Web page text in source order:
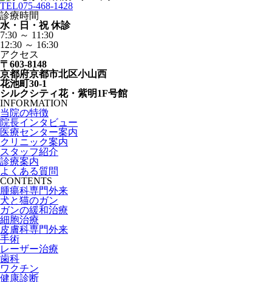
TEL075-468-1428
診療時間
水・日・祝 休診
7:30 ～ 11:30
12:30 ～ 16:30
アクセス
〒603-8148
京都府京都市北区小山西
花池町30-1
シルクシティ花・紫明1F号館
INFORMATION
当院の特徴
院長インタビュー
医療センター案内
クリニック案内
スタッフ紹介
診療案内
よくある質問
CONTENTS
腫瘍科専門外来
犬と猫のガン
ガンの緩和治療
細胞治療
皮膚科専門外来
手術
レーザー治療
歯科
ワクチン
健康診断